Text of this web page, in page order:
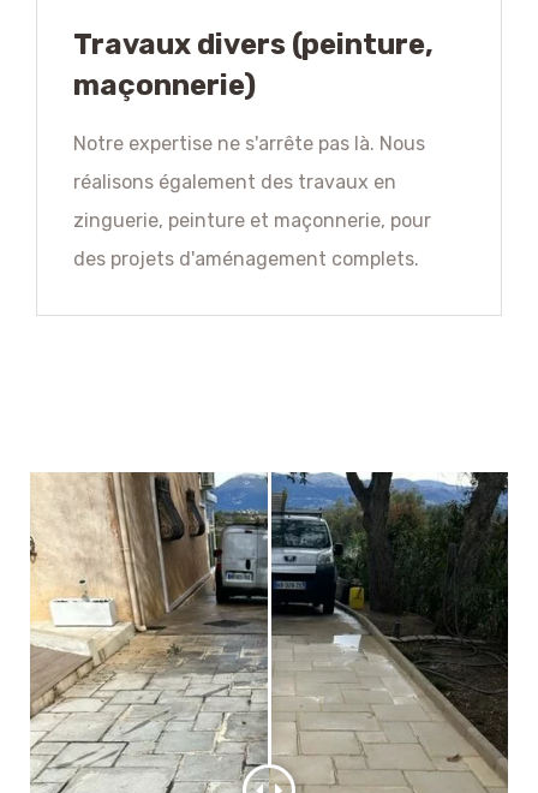
Travaux divers (peinture,
maçonnerie)
Notre expertise ne s'arrête pas là. Nous
réalisons également des travaux en
zinguerie, peinture et maçonnerie, pour
des projets d'aménagement complets.